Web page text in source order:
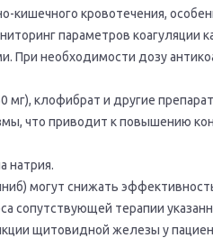
кишечного кровотечения,
параметров коагуляции
При необходимости дозу
клофибрат и другие
что приводит к повышению
натрия.
могут снижать
сопутствующей терапии
щитовидной железы у